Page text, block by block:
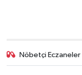
Nöbetçi Eczaneler